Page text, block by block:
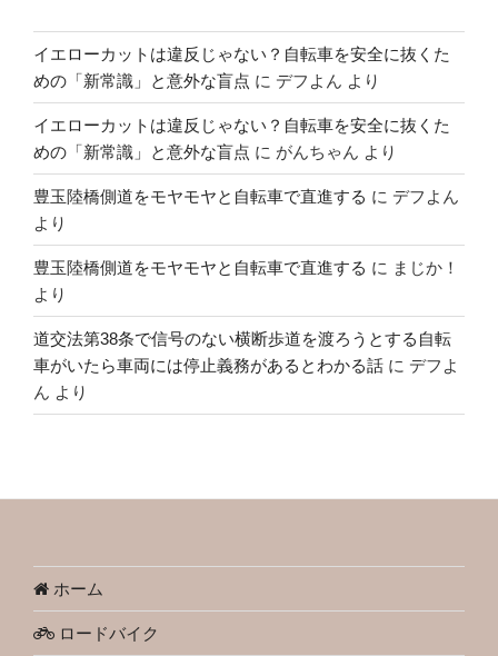
イエローカットは違反じゃない？自転車を安全に抜くた
めの「新常識」と意外な盲点 に デフよん より
イエローカットは違反じゃない？自転車を安全に抜くた
めの「新常識」と意外な盲点 に がんちゃん より
豊玉陸橋側道をモヤモヤと自転車で直進する に デフよん
より
豊玉陸橋側道をモヤモヤと自転車で直進する に まじか！
より
道交法第38条で信号のない横断歩道を渡ろうとする自転
車がいたら車両には停止義務があるとわかる話 に デフよ
ん より
ホーム
ロードバイク